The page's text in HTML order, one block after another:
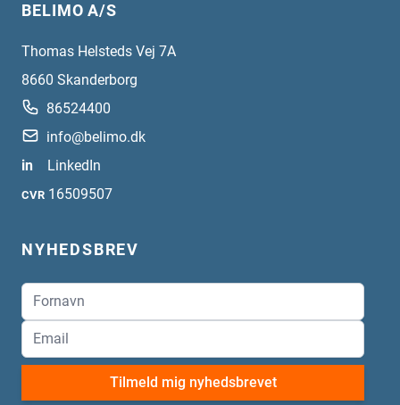
BELIMO A/S
Thomas Helsteds Vej 7A
8660 Skanderborg
86524400
info@belimo.dk
in
LinkedIn
CVR 16509507
NYHEDSBREV
Tilmeld mig nyhedsbrevet